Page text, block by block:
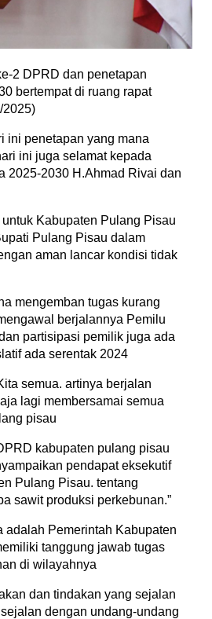
2 DPRD dan penetapan
bertempat di ruang rapat
2025)
ini penetapan yang mana
ini juga selamat kepada
2025-2030 H.Ahmad Rivai dan
Kabupaten Pulang Pisau
Pulang Pisau dalam
aman lancar kondisi tidak
mengemban tugas kurang
berjalannya Pemilu
partisipasi pemilik juga ada
ada serentak 2024
semua. artinya berjalan
lagi membersamai semua
pisau
kabupaten pulang pisau
pendapat eksekutif
Pulang Pisau. tentang
sawit produksi perkebunan.”
adalah Pemerintah Kabupaten
tanggung jawab tugas
di wilayahnya
dan tindakan yang sejalan
dengan undang-undang